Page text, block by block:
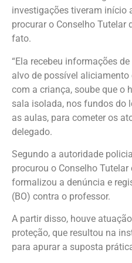
investigações tiveram início
procurar o Conselho
fato.
“Ela recebeu informações
alvo de possível aliciamento
com a criança, soube que o
sala isolada, nos fundos do
as aulas, para cometer os
delegado.
Segundo a autoridade
procurou o Conselho Tutelar
formalizou a denúncia e
(BO) contra o professor.
A partir disso, houve
proteção, que resultou na
para apurar a suposta